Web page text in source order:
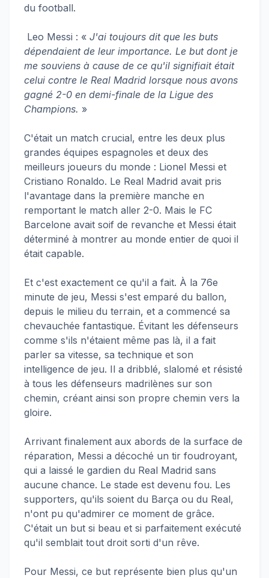
du football.
Leo Messi : « J'ai toujours dit que les buts
dépendaient de leur importance. Le but dont je
me souviens à cause de ce qu'il signifiait était
celui contre le Real Madrid lorsque nous avons
gagné 2-0 en demi-finale de la Ligue des
Champions. »
C'était un match crucial, entre les deux plus
grandes équipes espagnoles et deux des
meilleurs joueurs du monde : Lionel Messi et
Cristiano Ronaldo. Le Real Madrid avait pris
l'avantage dans la première manche en
remportant le match aller 2-0. Mais le FC
Barcelone avait soif de revanche et Messi était
déterminé à montrer au monde entier de quoi il
était capable.
Et c'est exactement ce qu'il a fait. À la 76e
minute de jeu, Messi s'est emparé du ballon,
depuis le milieu du terrain, et a commencé sa
chevauchée fantastique. Évitant les défenseurs
comme s'ils n'étaient même pas là, il a fait
parler sa vitesse, sa technique et son
intelligence de jeu. Il a dribblé, slalomé et résisté
à tous les défenseurs madrilènes sur son
chemin, créant ainsi son propre chemin vers la
gloire.
Arrivant finalement aux abords de la surface de
réparation, Messi a décoché un tir foudroyant,
qui a laissé le gardien du Real Madrid sans
aucune chance. Le stade est devenu fou. Les
supporters, qu'ils soient du Barça ou du Real,
n'ont pu qu'admirer ce moment de grâce.
C'était un but si beau et si parfaitement exécuté
qu'il semblait tout droit sorti d'un rêve.
Pour Messi, ce but représente bien plus qu'un